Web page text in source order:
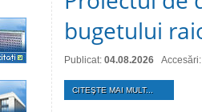
bugetului
Publicat: 04.08.2026
CITEŞTE MAI MULT...